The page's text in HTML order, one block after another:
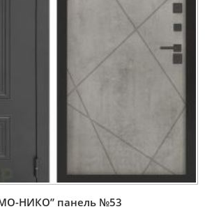
НИКО” панель №53